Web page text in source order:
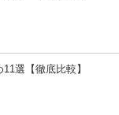
選【徹底比較】